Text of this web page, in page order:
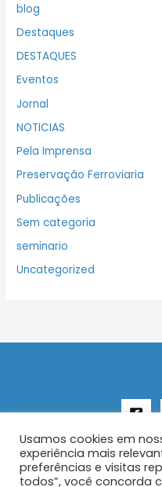
blog
Destaques
DESTAQUES
Eventos
Jornal
NOTICIAS
Pela Imprensa
Preservação Ferroviaria
Publicações
Sem categoria
seminario
Uncategorized
Copyright
Usamos cookies em
experiência mais
preferências e visitas
todos”, você concorda